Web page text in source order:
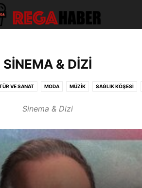
SINEMA & DIZI
VE SANAT MODA MÜZIK SAĞLIK KÖŞESI
Sinema & Dizi